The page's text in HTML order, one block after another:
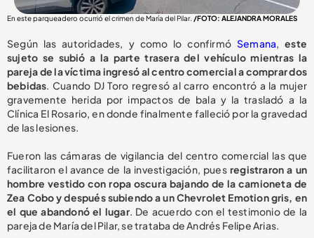
En este parqueadero ocurrió el crimen de María del Pilar. /FOTO: ALEJANDRA MORALES
Según las autoridades, y como lo confirmó Semana,este
sujeto se subió a la parte trasera del vehículo mientras la
pareja de la víctima ingresó al centro comercial a comprar dos
bebidas. Cuando DJ Toro regresó al carro encontró a la mujer
gravemente herida por impactos de bala y la trasladó a la
Clínica El Rosario, en donde finalmente falleció por la gravedad
de las lesiones.
Fueron las cámaras de vigilancia del centro comercial las que
facilitaron el avance de la investigación, pues registraron a un
hombre vestido con ropa oscura bajando de la camioneta de
Zea Cobo y después subiendo a un Chevrolet Emotion gris, en
el que abandonó el lugar. De acuerdo con el testimonio de la
pareja de María del Pilar, se trataba de Andrés Felipe Arias.